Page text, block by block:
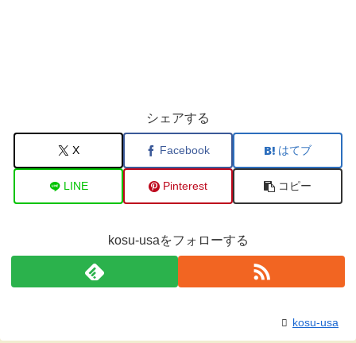
シェアする
X Facebook はてブ
LINE Pinterest コピー
kosu-usaをフォローする
kosu-usa